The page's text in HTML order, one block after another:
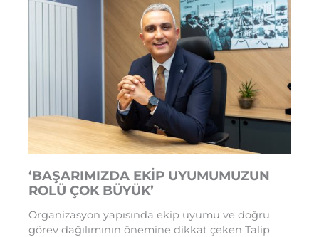
‘BAŞARIMIZDA EKİP UYUMUMUZUN
ROLÜ ÇOK BÜYÜK’
Organizasyon yapısında ekip uyumu ve doğru
görev dağılımının önemine dikkat çeken Talip